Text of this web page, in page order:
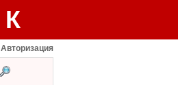
Авторизация